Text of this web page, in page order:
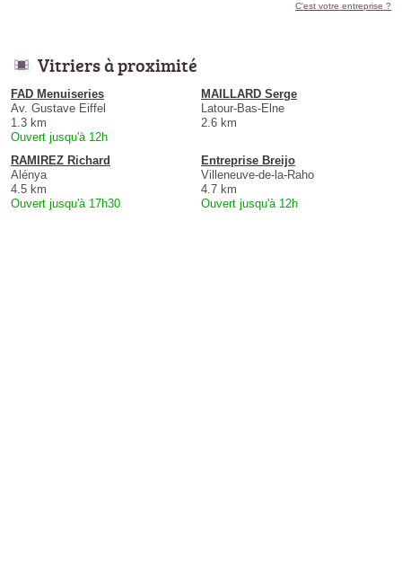
C'est votre entreprise ?
Vitriers à proximité
FAD Menuiseries
Av. Gustave Eiffel
1.3 km
Ouvert jusqu'à 12h
MAILLARD Serge
Latour-Bas-Elne
2.6 km
RAMIREZ Richard
Alénya
4.5 km
Ouvert jusqu'à 17h30
Entreprise Breijo
Villeneuve-de-la-Raho
4.7 km
Ouvert jusqu'à 12h